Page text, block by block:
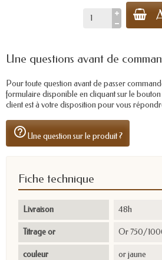
Une questions avant de
Pour toute question avant de passer
formulaire disponible en cliquant sur le
client est à votre disposition pour vous
help_outlineUne question sur le produit ?
Fiche technique
Livraison 48h
Titrage or Or 750/
couleur or jaune